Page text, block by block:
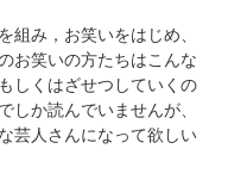
組み，お笑いをはじめ、
お笑いの方たちはこんな
しくはざせつしていくの
しか読んでいませんが、
芸人さんになって欲しい